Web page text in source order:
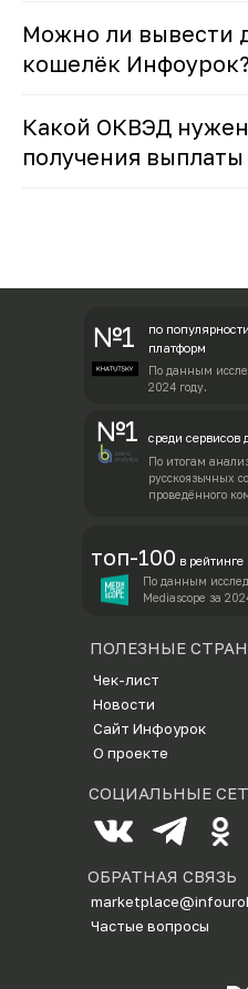
Можно ли вывести
кошелёк Инфоурок?
Какой ОКВЭД
получения
№1
по
платформ
По данным
2024 году.
№1 среди сервисов
По итогам
русскоязычных
проведённого
топ-100 в
По данным
Mediascope за
Частые вопросы
Новости
Сайт Инфоурок
Чек-лист
О проекте
СОЦИАЛЬНЫЕ
ПОЛЕЗНЫЕ
ОБРАТНАЯ СВЯЗЬ